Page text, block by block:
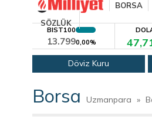
BORSA
SÖZLÜK
BIST100
13.7990,00%
Döviz Kuru
Borsa Uzmanpara »